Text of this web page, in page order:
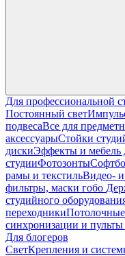
Для профессиональной
Постоянный свет
подвесаВсе для
аксессуарыСтойки
дискиЭффекты и мебель
студииФотозонты
рамы и текстильВидео- и
фильтры, маски гобо
студийного
переходники
синхронизации и
Для блогеров
СветКрепления и